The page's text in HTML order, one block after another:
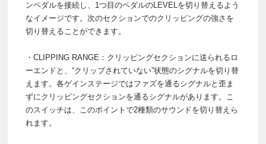
ンペダルを接続し、1つ目のペダルのLEVELを切り替えるよう
なイメージです。次のセクションでのクリッピングの強さを
切り替えることができます。
・CLIPPING RANGE：クリッピングセクションに送られるロ
ーエンドと、“クリップされていない”状態のシグナルを切り替
えます。各ゲインステージではファズを通るシグナルと歪ま
ずにクリッピングセクションを通るシグナルがあります。こ
のスイッチは、このポイントで2種類のサウンドを切り替えら
れます。